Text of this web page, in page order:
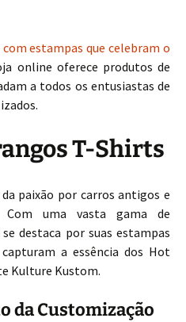
estampas que celebram o
online oferece produtos de
a todos os entusiastas de
T-Shirts
paixão por carros antigos e
Com uma vasta gama de
destaca por suas estampas
a essência dos Hot
Kulture Kustom.
da Customização